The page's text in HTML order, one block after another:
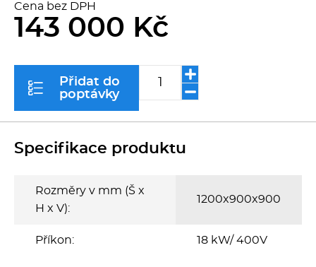
Řeznické stroje
Sporáky
Myčky
Transport, výdej a regen.
Cena bez DPH
143 000 Kč
Přidat do
poptávky
Specifikace produktu
Rozměry v mm (Š x
H x V):
1200x900x900
Příkon: 18 kW/ 400V